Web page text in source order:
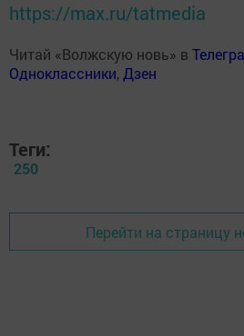
https://max.ru/tatmedia
Читай «Волжскую новь» в
Одноклассники, Дзен
Теги:
250
Перейти на страницу